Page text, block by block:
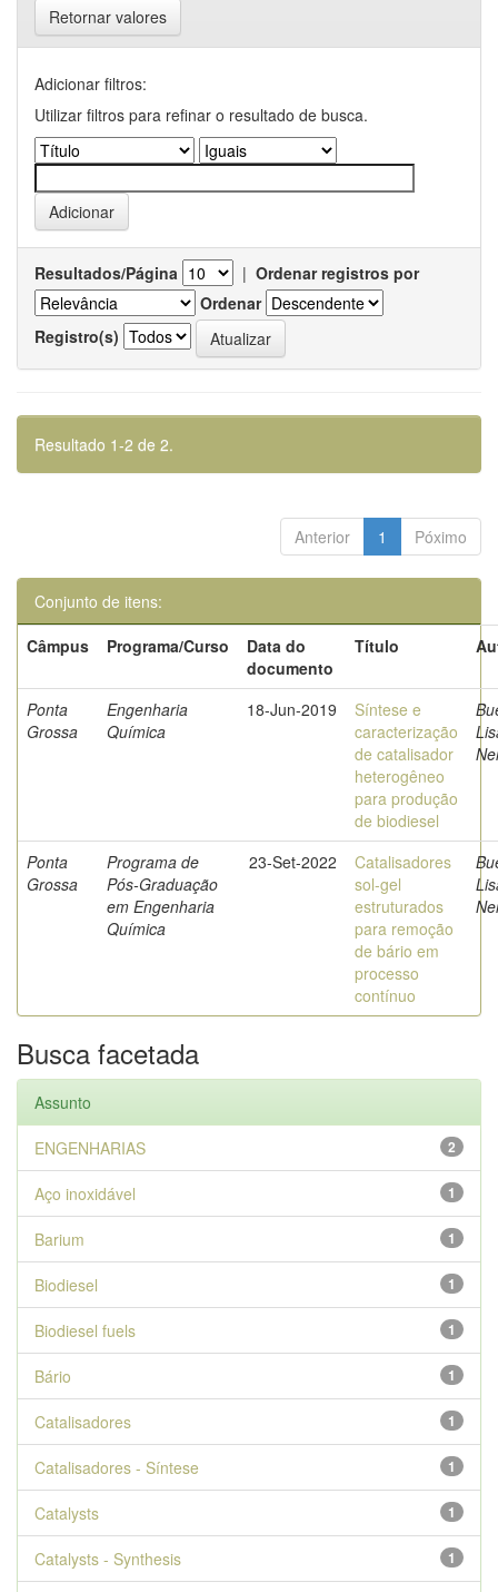
Retornar valores
Adicionar filtros:
Utilizar filtros para refinar o resultado de busca.
Resultados/Página | Ordenar registros por
Ordenar
Registro(s)
Resultado 1-2 de 2.
Anterior 1 Póximo
Conjunto de itens:
Câmpus
Programa/Curso
Data do
documento
Título
Ponta
Grossa
Engenharia
Química
18-Jun-2019
Síntese e
caracterização
de catalisador
heterogêneo
para produção
de biodiesel
Ponta
Grossa
Programa de
Pós-Graduação
em Engenharia
Química
23-Set-2022
Catalisadores
sol-gel
estruturados
para remoção
de bário em
processo
contínuo
Busca facetada
Assunto
2
ENGENHARIAS
1
Aço inoxidável
1
Barium
1
Biodiesel
1
Biodiesel fuels
1
Bário
1
Catalisadores
1
Catalisadores - Síntese
1
Catalysts
1
Catalysts - Synthesis